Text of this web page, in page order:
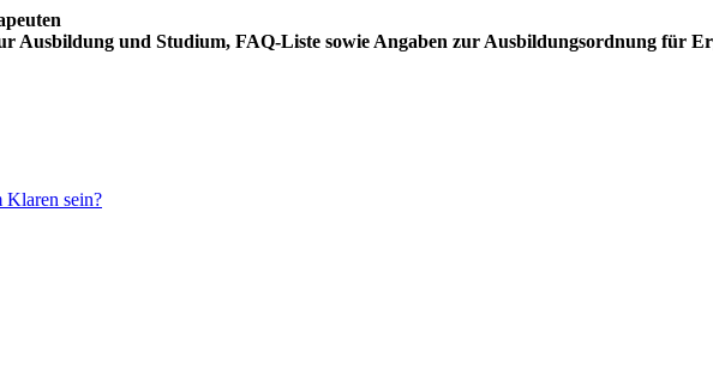
Ausbildung und Studium, FAQ-Liste sowie Angaben zur Ausbildungsordnung für
Klaren sein?